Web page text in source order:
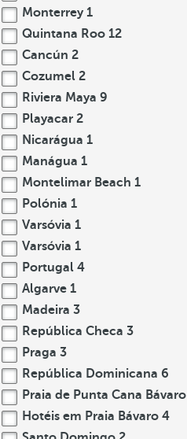
Monterrey 1
Quintana Roo 12
Cancún 2
Cozumel 2
Riviera Maya 9
Playacar 2
Nicarágua 1
Manágua 1
Montelimar Beach 1
Polónia 1
Varsóvia 1
Varsóvia 1
Portugal 4
Algarve 1
Madeira 3
República Checa 3
Praga 3
República Dominicana 6
Praia de Punta Cana Bávaro
Hotéis em Praia Bávaro 4